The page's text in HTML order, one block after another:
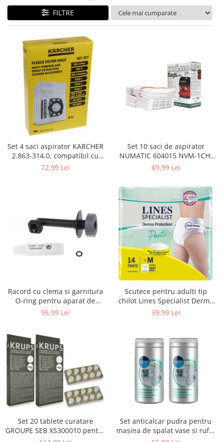
Curatenie si intretinere
Decoratiuni
Hobby-uri creative
Iluminat & Electrice
Jaluzele
Kit-uri automatizari porti si usi
Mobila dormitor
Mobila gradina & terasa
Mobila Living & Dining
Organizare si depozitare
Rafturi
Textile si covoare
Uscatoare rufe
Utilaje si materiale de constructii
Laptop, Tablete & Telefoane
Telefoane Mobile & accesorii
Wearable & Gadgeturi
Accesorii si piese masini spalat
rufe si uscatoare
Accesorii si piese masini spalat
vase
Aparate Frigorifice
Aparate Racire Aer
Aragaze si cuptoare cu microunde
Climatizare & sisteme de incalzire
Electrocasnice pentru Bucatarie
FILTRE
Set 4 saci aspirator KARCHER
2.863-314.0, compatibil cu
WD, KWD, SE
72,99 Lei
Set 10 saci de aspirator
NUMATIC 604015 NVM-1CH,
9L
69,99 Lei
Racord cu clema si garnitura
O-ring pentru aparat de
spalat cu presiune, KARCHER
95,99 Lei
Scutece pentru adulti tip
chilot Lines Specialist Derma
Protection Extra, 7 picaturi,
39,99 Lei
Set 20 tablete curatare
GROUPE SEB XS300010 pentru
espressoare Krups (2x10
Set anticalcar pudra pentru
masina de spalat vase si rufe,
WPRO 484000008416, 2 x 250g